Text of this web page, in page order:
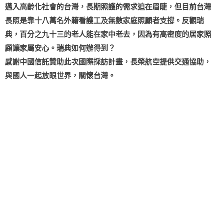
邁入高齡化社會的台灣，長期照護的需求迫在眉睫，但目前台灣
長照是靠十八萬名外籍看護工及無數家庭照顧者支撐。反觀瑞
典，百分之九十三的老人能在家中老去，因為有高密度的居家照
顧讓家屬安心。瑞典如何辦得到？
感謝中國信託贊助此次國際採訪計畫，長榮航空提供交通協助，
與國人一起放眼世界，關懷台灣。